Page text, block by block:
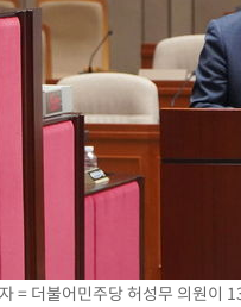
안동·의성 관할 4개 면 특별재난
원 초과 시 낮은 계급 임용…희망
소나기·강원 많은 비[내일날씨]
54조 투자…"AI 메모리 수요 선
, 아제르바이잔 투란VC 입단
여다보니…한국 축구 '5승 2무'
내린 798.81마감
린 1416.1원 마감
= 더불어민주당 허성무 의원이